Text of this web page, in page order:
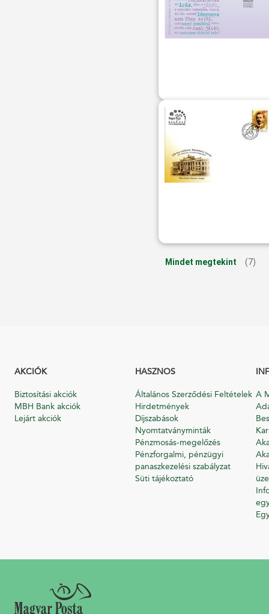
Mindet megtekint (7)
AKCIÓK
Biztosítási akciók
MBH Bank akciók
Lejárt akciók
HASZNOS
Általános Szerződési Feltételek
Hirdetmények
Díjszabások
Nyomtatványminták
Pénzmosás-megelőzés
Pénzforgalmi, pénzügyi
panaszkezelési szabályzat
Süti tájékoztató
A